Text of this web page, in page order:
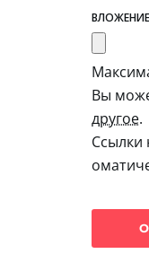
ВЛОЖЕНИЕ
Вы
другое.
Ссылки